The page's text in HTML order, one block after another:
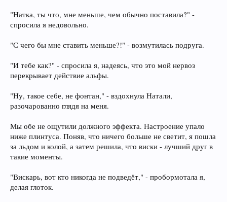
"Натка, ты что, мне меньше, чем обычно поставила?" -
спросила я недовольно.
"С чего бы мне ставить меньше?!" - возмутилась подруга.
"И тебе как?" - спросила я, надеясь, что это мой нервоз
перекрывает действие альфы.
"Ну, такое себе, не фонтан," - вздохнула Натали,
разочарованно глядя на меня.
Мы обе не ощутили должного эффекта. Настроение упало
ниже плинтуса. Поняв, что ничего больше не светит, я пошла
за льдом и колой, а затем решила, что виски - лучший друг в
такие моменты.
"Вискарь, вот кто никогда не подведёт," - пробормотала я,
делая глоток.